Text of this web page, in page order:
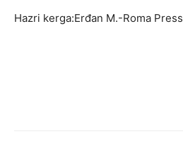
Hazri kerga:Erđan M.-Roma Press